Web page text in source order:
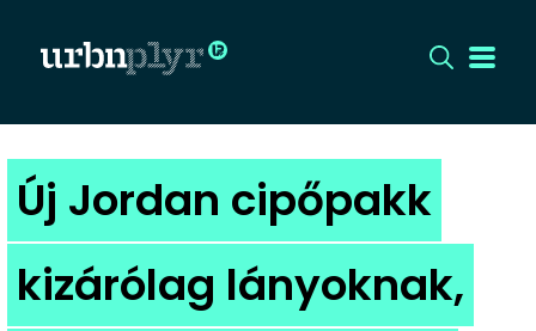
CÍMLAP
DIZÁJN
DIVAT
Új Jordan cipőpakk
kizárólag lányoknak,